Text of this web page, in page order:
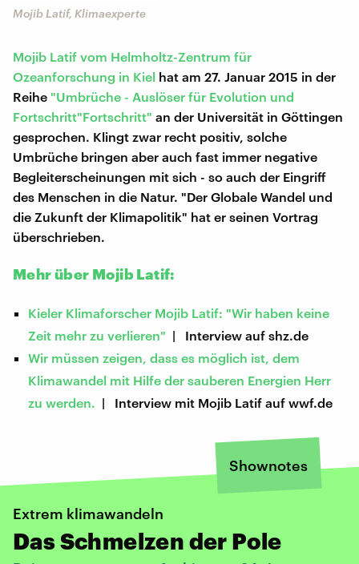
Mojib Latif, Klimaexperte
Mojib Latif vom Helmholtz-Zentrum für
Ozeanforschung in Kiel hat am 27. Januar 2015 in der
Reihe "Umbrüche - Auslöser für Evolution und
Fortschritt"Fortschritt" an der Universität in Göttingen
gesprochen. Klingt zwar recht positiv, solche
Umbrüche bringen aber auch fast immer negative
Begleiterscheinungen mit sich - so auch der Eingriff
des Menschen in die Natur. "Der Globale Wandel und
die Zukunft der Klimapolitik" hat er seinen Vortrag
überschrieben.
Mehr über Mojib Latif:
Kieler Klimaforscher Mojib Latif: "Wir haben keine
Zeit mehr zu verlieren" | Interview auf shz.de
Wir müssen zeigen, dass es möglich ist, dem
Klimawandel mit Hilfe der sauberen Energien Herr
zu werden. | Interview mit Mojib Latif auf wwf.de
Shownotes
Extrem klimawandeln
Das Schmelzen der Pole